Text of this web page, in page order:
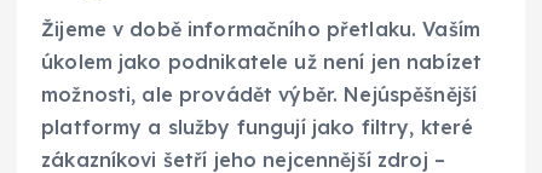
Žijeme v době informačního přetlaku. Vaším
úkolem jako podnikatele už není jen nabízet
možnosti, ale provádět výběr. Nejúspěšnější
platformy a služby fungují jako filtry, které
zákazníkovi šetří jeho nejcennější zdroj –